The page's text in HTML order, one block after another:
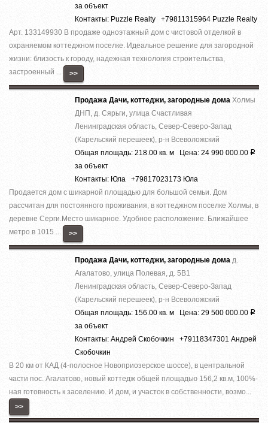
за объект
Контакты: Puzzle Realty +79811315964 Puzzle Realty
Арт. 133149930 В продаже одноэтажный дом с чистовой отделкой в
охраняемом коттеджном поселке. Идеальное решение для загородной
жизни: близость к городу, надежная технология строительства,
застроенный ...
>>
Продажа Дачи, коттеджи, загородные дома Холмы
ДНП, д. Сярьги, улица Счастливая
Ленинградская область, Север-Северо-Запад
(Карельский перешеек), р-н Всеволожский
Общая площадь: 218.00 кв. м Цена: 24 990 000.00 Р
за объект
Контакты: Юла +79817023173 Юла
Продается дом с шикарной площадью для большой семьи. Дом
рассчитан для постоянного проживания, в коттеджном поселке Холмы, в
деревне Серги.Место шикарное. Удобное расположение. Ближайшее
метро в 1015 ...
>>
Продажа Дачи, коттеджи, загородные дома д.
Агалатово, улица Полевая, д. 5В1
Ленинградская область, Север-Северо-Запад
(Карельский перешеек), р-н Всеволожский
Общая площадь: 156.00 кв. м Цена: 29 500 000.00 Р
за объект
Контакты: Андрей Скобочкин +79118347301 Андрей
Скобочкин
В 20 км от КАД (4-полосное Новоприозерское шоссе), в центральной
части пос. Агалатово, новый коттедж общей площадью 156,2 кв.м, 100%-
ная готовность к заселению. И дом, и участок в собственности, возмо...
>>